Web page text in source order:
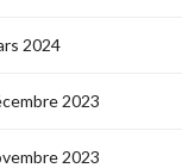
2024
2023
2023